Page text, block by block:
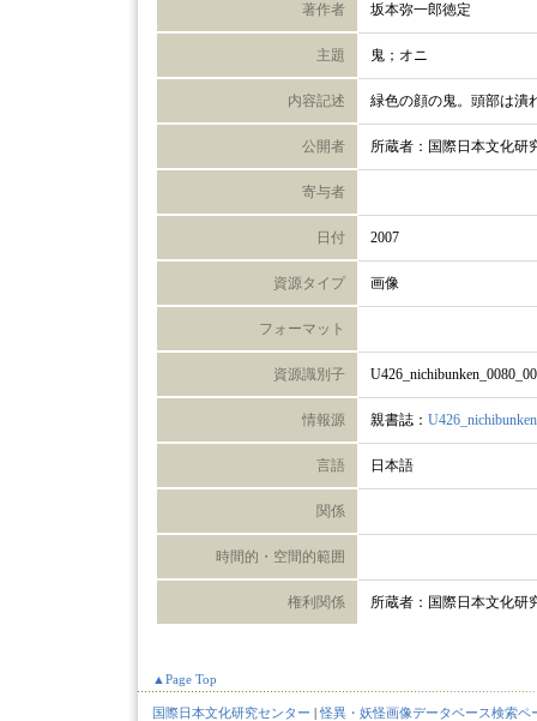
著作者 坂本弥一郎徳定
主題 鬼；オニ
内容記述 緑色の顔の鬼。頭部は潰
公開者 所蔵者：国際日本文化研
寄与者
日付 2007
資源タイプ 画像
フォーマット
資源識別子
情報源 親書誌：
言語 日本語
関係
時間的・空間的範囲
権利関係 所蔵者：国際日本文化研
▲Page Top
国際日本文化研究センター |怪異・妖怪画像データベース検索ペ